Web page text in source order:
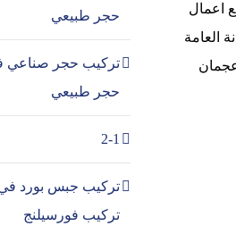
اعمال
العامة
حجر طبيعي
حجر طبيعي
2-1
تركيب فورسيلنج